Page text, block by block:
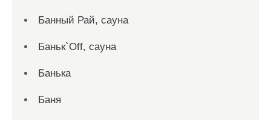
Банный Рай, сауна
Баньк`Off, сауна
Банька
Баня